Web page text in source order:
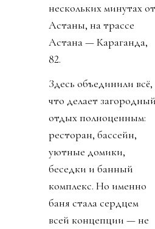
нескольких минутах от
Астаны, на трассе
Астана — Караганда,
82.
Здесь объединили всё,
что делает загородный
отдых полноценным:
ресторан, бассейн,
уютные домики,
беседки и банный
комплекс. Но именно
баня стала сердцем
всей концепции — не